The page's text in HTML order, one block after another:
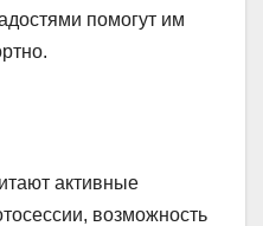
помогут им
активные
возможность